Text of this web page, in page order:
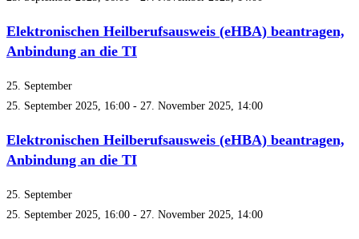
Elektronischen Heilberufsausweis (eHBA) beantragen,
Anbindung an die TI
25. September
25. September 2025, 16:00 - 27. November 2025, 14:00
Elektronischen Heilberufsausweis (eHBA) beantragen,
Anbindung an die TI
25. September
25. September 2025, 16:00 - 27. November 2025, 14:00